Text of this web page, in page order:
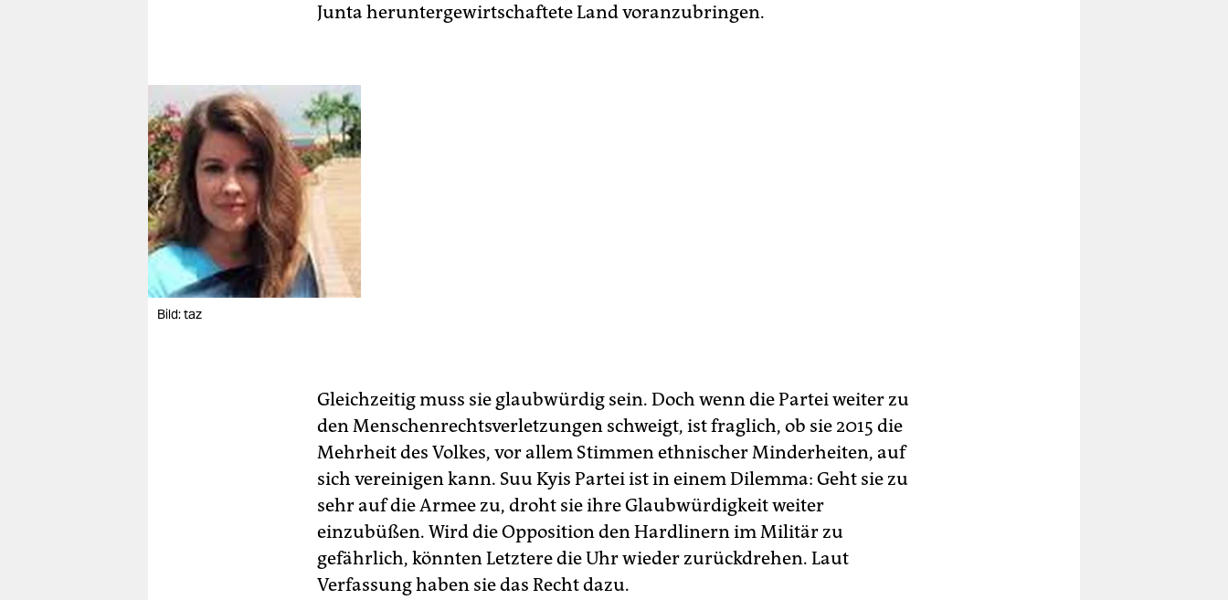
Junta heruntergewirtschaftete Land voranzubringen.
Bild: taz
Gleichzeitig muss sie glaubwürdig sein. Doch wenn die Partei weiter zu
den Menschenrechtsverletzungen schweigt, ist fraglich, ob sie 2015 die
Mehrheit des Volkes, vor allem Stimmen ethnischer Minderheiten, auf
sich vereinigen kann. Suu Kyis Partei ist in einem Dilemma: Geht sie zu
sehr auf die Armee zu, droht sie ihre Glaubwürdigkeit weiter
einzubüßen. Wird die Opposition den Hardlinern im Militär zu
gefährlich, könnten Letztere die Uhr wieder zurückdrehen. Laut
Verfassung haben sie das Recht dazu.